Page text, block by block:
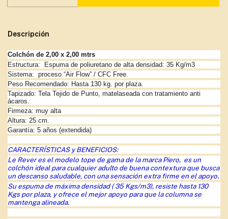
Descripción
Colchón de 2,00 x 2,00 mtrs
Estructura:
Espuma de poliuretano de alta densidad: 35 Kg/m3
Sistema: proceso “Air Flow” / CFC Free.
Peso Recomendado: Hasta 130 kg. por plaza.
Tapizado: Tela Tejido de Punto, matelaseada con tratamiento anti
ácaros.
Firmeza: muy alta
Altura: 25 cm.
Garantía: 5 años (extendida)
CARACTERÍSTICAS y BENEFICIOS:
Le Rever es el modelo tope de gama de la marca Piero, es un
colchón ideal para cualquier adulto de buena contextura que busca
un descanso saludable, con una sensación extra firme en el apoyo.
Su espuma de máxima densidad ( 35 Kgs/m3), resiste hasta 130
Kgs por plaza, y ofrece el mejor apoyo para que la columna se
mantenga alineada.